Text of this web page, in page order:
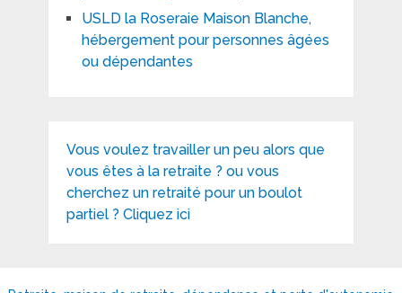
USLD la Roseraie Maison Blanche,
hébergement pour personnes âgées
ou dépendantes
Vous voulez travailler un peu alors que
vous êtes à la retraite ? ou vous
cherchez un retraité pour un boulot
partiel ? Cliquez ici